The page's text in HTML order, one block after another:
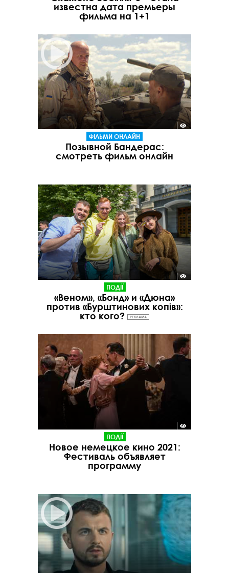
известна дата премьеры
фильма на 1+1
ФІЛЬМИ ОНЛАЙН
Позывной Бандерас:
смотреть фильм онлайн
ПОДІЇ
«Веном», «Бонд» и «Дюна»
против «Бурштинових копів»:
кто кого?
РЕКЛАМА
ПОДІЇ
Новое немецкое кино 2021:
Фестиваль объявляет
программу